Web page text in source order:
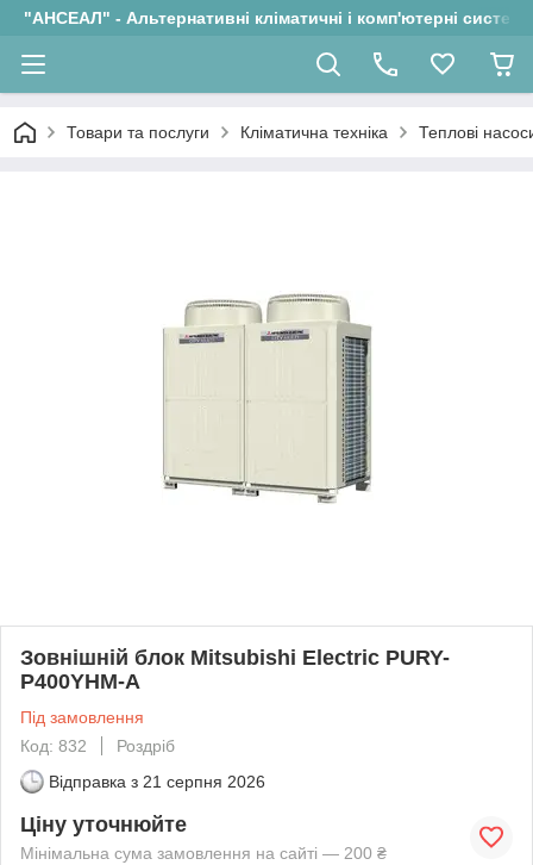
"АНСЕАЛ" - Альтернативні кліматичні і комп'ютерні системи
Товари та послуги Кліматична техніка Теплові
Зовнішній блок Mitsubishi Electric PURY-
P400YHM-A
Під замовлення
Код: 832
Роздріб
Відправка з 21 серпня 2026
Ціну уточнюйте
Мінімальна сума замовлення на сайті — 200 ₴